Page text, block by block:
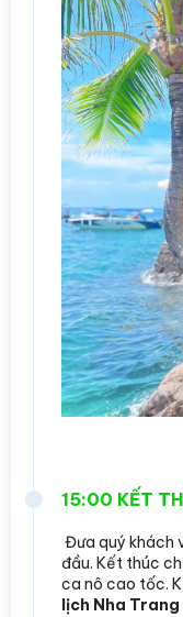
15:00 KẾT
Đưa quý khách
đầu. Kết thúc
ca nô cao tốc.
lịch Nha Trang